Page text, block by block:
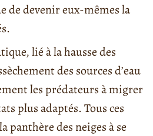
de devenir eux-mêmes la
lié à la hausse des
des sources d’eau
les prédateurs à migrer
plus adaptés. Tous ces
panthère des neiges à se